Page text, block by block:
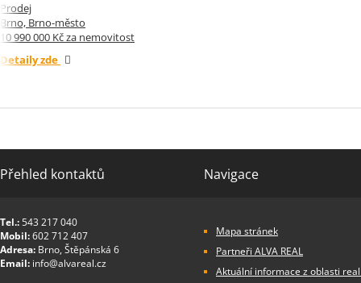
Prodej
Brno, Brno-město
10 990 000 Kč za nemovitost
Detaily zde
Přehled kontaktů
Tel.:543 217 040
Mobil:602 712 407
Adresa: Brno, Štěpánská 6
Email: info@alvareal.cz
Navigace
Mapa stránek
Partneři ALVA REAL
Aktuální informace z oblasti